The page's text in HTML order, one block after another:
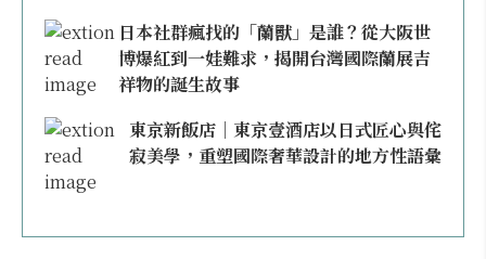
日本社群瘋找的「蘭獸」是誰？從大阪世
博爆紅到一娃難求，揭開台灣國際蘭展吉
祥物的誕生故事
東京新飯店｜東京壹酒店以日式匠心與侘
寂美學，重塑國際奢華設計的地方性語彙